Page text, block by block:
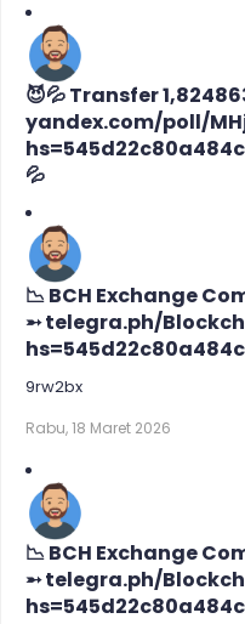
😈💦 Transfer
yandex.com/poll/
💦
📉 BCH Exchange
➵ telegra.ph/
9rw2bx
Rabu, 18 Maret 2026
📉 BCH Exchange
➵ telegra.ph/